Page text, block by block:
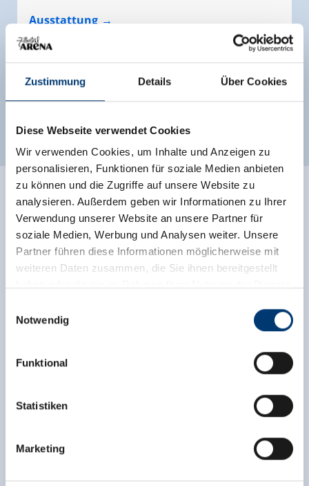
Zustimmung Details Über Cookies
Diese Webseite verwendet Cookies
Wir verwenden Cookies, um Inhalte und Anzeigen zu
personalisieren, Funktionen für soziale Medien anbieten
zu können und die Zugriffe auf unsere Website zu
analysieren. Außerdem geben wir Informationen zu Ihrer
Verwendung unserer Website an unsere Partner für
soziale Medien, Werbung und Analysen weiter. Unsere
Partner führen diese Informationen möglicherweise mit
weiteren Daten zusammen, die Sie ihnen bereitgestellt
Rohr 23// A-6280 Zell am Ziller
www.zillertalarena.com
Notwendig
Funktional
Statistiken
Marketing
Ausstattung
Verfügbarkeitskalender
Weitere Zimmer und Appartements